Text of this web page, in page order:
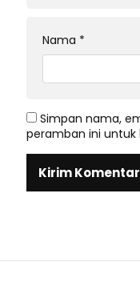
Nama *
Simpan nama,
peramban ini untuk